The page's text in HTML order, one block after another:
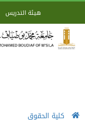
هيئة التدريس
كلية الحقوق